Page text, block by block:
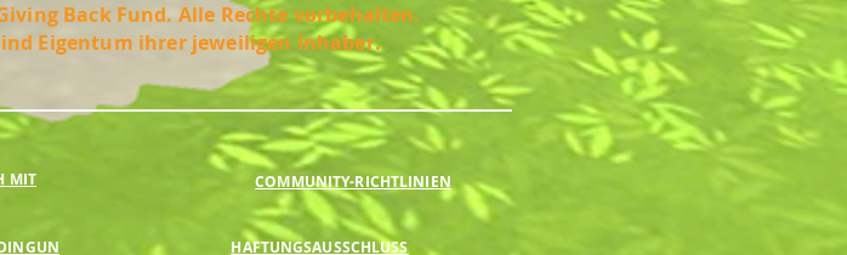
Back Fund. Alle Rechte vorbehalten.
Eigentum ihrer jeweiligen Inhaber.
MIT COMMUNITY-RICHTLINIEN
HAFTUNGSAUSSCHLUSS